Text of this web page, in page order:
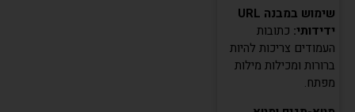
שימוש במבנה URL
ידידותי: כתובות
העמודים צריכות להיות
ברורות ומכילות מילות
מפתח.